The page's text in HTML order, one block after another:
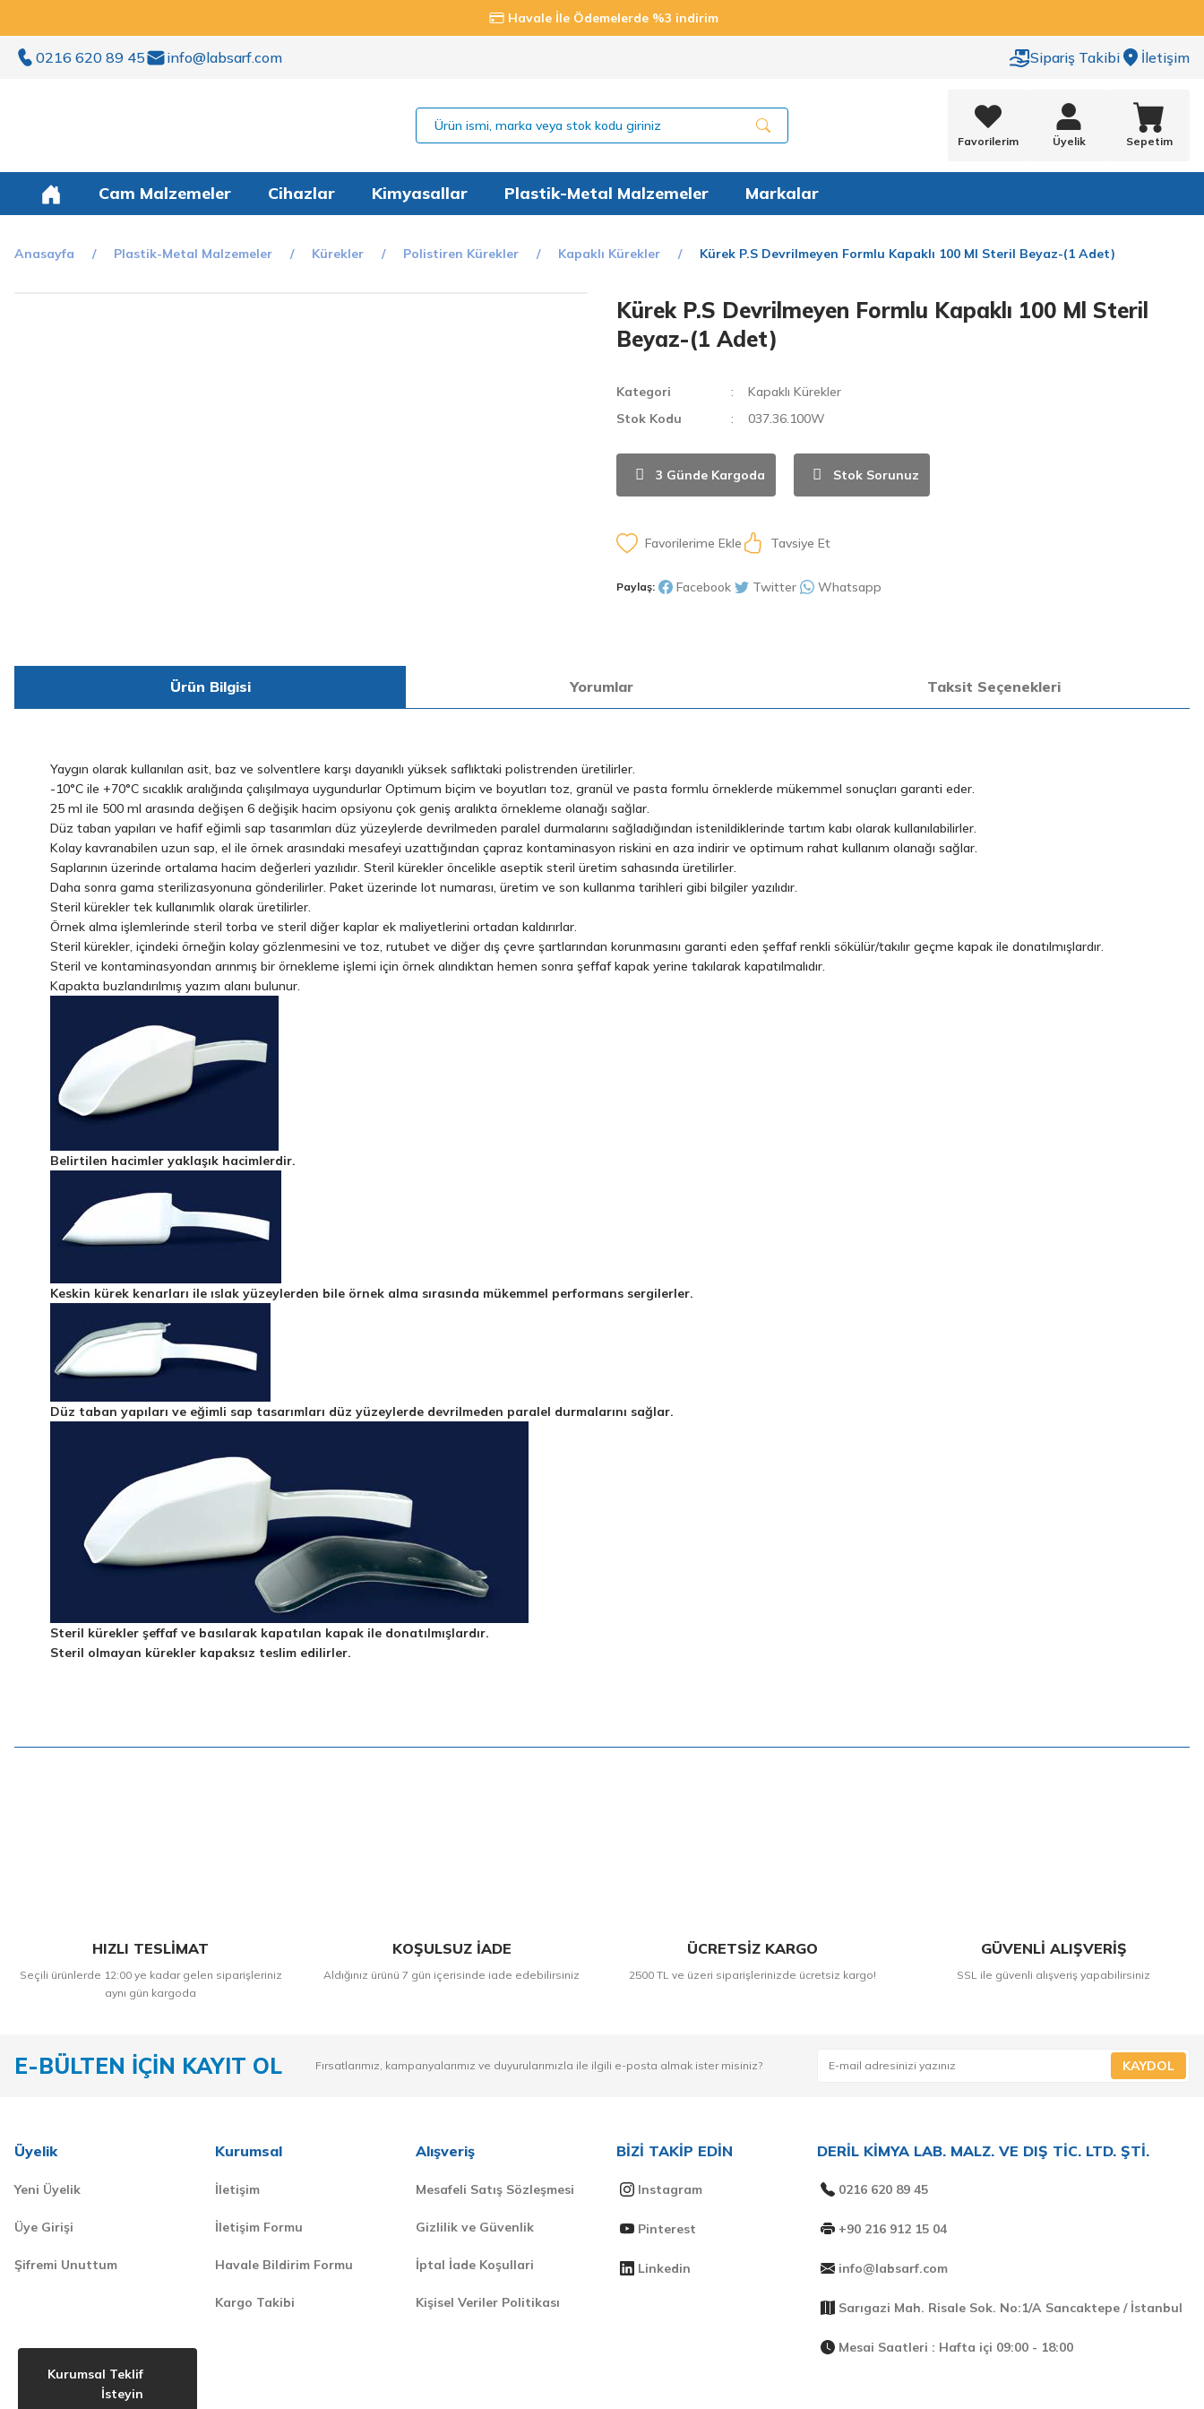
Havale İle Ödemelerde %3 indirim
0216 620 89 45 info@labsarf.com Sipariş Takibi İletişim
Favorilerim Üyelik Sepetim
Cam Malzemeler Cihazlar Kimyasallar Plastik-Metal Malzemeler Markalar
Anasayfa Plastik-Metal Malzemeler Kürekler Polistiren Kürekler Kapaklı Kürekler Kürek P.S Devrilmeyen Formlu Kapaklı 100 Ml Steril Beyaz-(1 Adet)
Kürek P.S Devrilmeyen Formlu Kapaklı 100 Ml Steril
Beyaz-(1 Adet)
Kategori
Kapaklı Kürekler
Stok Kodu
037.36.100W
3 Günde Kargoda Stok Sorunuz
Tavsiye Et
Paylaş: Facebook Twitter Whatsapp
Ürün Bilgisi Yorumlar Taksit Seçenekleri
Yaygın olarak kullanılan asit, baz ve solventlere karşı dayanıklı yüksek saflıktaki polistrenden üretilirler.
-10°C ile +70°C sıcaklık aralığında çalışılmaya uygundurlar Optimum biçim ve boyutları toz, granül ve pasta formlu örneklerde mükemmel sonuçları garanti eder.
25 ml ile 500 ml arasında değişen 6 değişik hacim opsiyonu çok geniş aralıkta örnekleme olanağı sağlar.
Düz taban yapıları ve hafif eğimli sap tasarımları düz yüzeylerde devrilmeden paralel durmalarını sağladığından istenildiklerinde tartım kabı olarak kullanılabilirler.
Kolay kavranabilen uzun sap, el ile örnek arasındaki mesafeyi uzattığından çapraz kontaminasyon riskini en aza indirir ve optimum rahat kullanım olanağı sağlar.
Saplarının üzerinde ortalama hacim değerleri yazılıdır. Steril kürekler öncelikle aseptik steril üretim sahasında üretilirler.
Daha sonra gama sterilizasyonuna gönderilirler. Paket üzerinde lot numarası, üretim ve son kullanma tarihleri gibi bilgiler yazılıdır.
Steril kürekler tek kullanımlık olarak üretilirler.
Örnek alma işlemlerinde steril torba ve steril diğer kaplar ek maliyetlerini ortadan kaldırırlar.
Steril kürekler, içindeki örneğin kolay gözlenmesini ve toz, rutubet ve diğer dış çevre şartlarından korunmasını garanti eden şeffaf renkli sökülür/takılır geçme kapak ile donatılmışlardır.
Steril ve kontaminasyondan arınmış bir örnekleme işlemi için örnek alındıktan hemen sonra şeffaf kapak yerine takılarak kapatılmalıdır.
Kapakta buzlandırılmış yazım alanı bulunur.
Belirtilen hacimler yaklaşık hacimlerdir.
Keskin kürek kenarları ile ıslak yüzeylerden bile örnek alma sırasında mükemmel performans sergilerler.
Düz taban yapıları ve eğimli sap tasarımları düz yüzeylerde devrilmeden paralel durmalarını sağlar.
Steril kürekler şeffaf ve basılarak kapatılan kapak ile donatılmışlardır.
Steril olmayan kürekler kapaksız teslim edilirler.
HIZLI TESLİMAT
Seçili ürünlerde 12:00 ye kadar gelen siparişleriniz
aynı gün kargoda
KOŞULSUZ İADE
Aldığınız ürünü 7 gün içerisinde iade edebilirsiniz
ÜCRETSİZ KARGO
2500 TL ve üzeri siparişlerinizde ücretsiz kargo!
GÜVENLİ ALIŞVERİŞ
SSL ile güvenli alışveriş yapabilirsiniz
E-BÜLTEN İÇİN KAYIT OL Fırsatlarımız, kampanyalarımız ve duyurularımızla ile ilgili e-posta almak ister misiniz? KAYDOL
Üyelik
Yeni Üyelik
Üye Girişi
Şifremi Unuttum
Kurumsal
İletişim
İletişim Formu
Havale Bildirim Formu
Kargo Takibi
Alışveriş
Mesafeli Satış Sözleşmesi
Gizlilik ve Güvenlik
İptal İade Koşullari
Kişisel Veriler Politikası
BİZİ TAKİP EDİN
Instagram
Pinterest
Linkedin
DERİL KİMYA LAB. MALZ. VE DIŞ TİC. LTD. ŞTİ.
0216 620 89 45
+90 216 912 15 04
info@labsarf.com
Sarıgazi Mah. Risale Sok. No:1/A Sancaktepe / İstanbul
Mesai Saatleri : Hafta içi 09:00 - 18:00
Kurumsal Teklif
İsteyin